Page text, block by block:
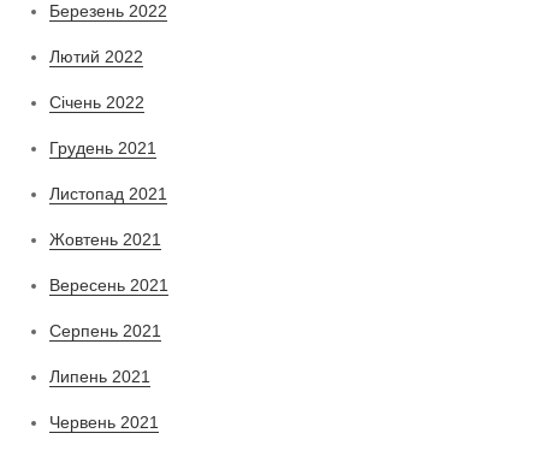
Березень 2022
Лютий 2022
Січень 2022
Грудень 2021
Листопад 2021
Жовтень 2021
Вересень 2021
Серпень 2021
Липень 2021
Червень 2021